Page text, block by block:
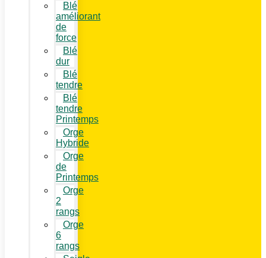
Blé
améliorant
de
force
Blé
dur
Blé
tendre
Blé
tendre
Printemps
Orge
Hybride
Orge
de
Printemps
Orge
2
rangs
Orge
6
rangs